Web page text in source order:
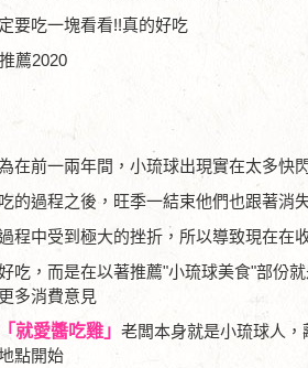
要吃一塊看看!!真的好吃
在前一兩年間，小琉球出現實在太多快
的過程之後，旺季一結束他們也跟著消
程中受到極大的挫折，所以導致現在在
吃，而是在以著推薦"小琉球美食"部份
多消費意見
「就愛醬吃雞」老闆本身就是小琉球人
點開始